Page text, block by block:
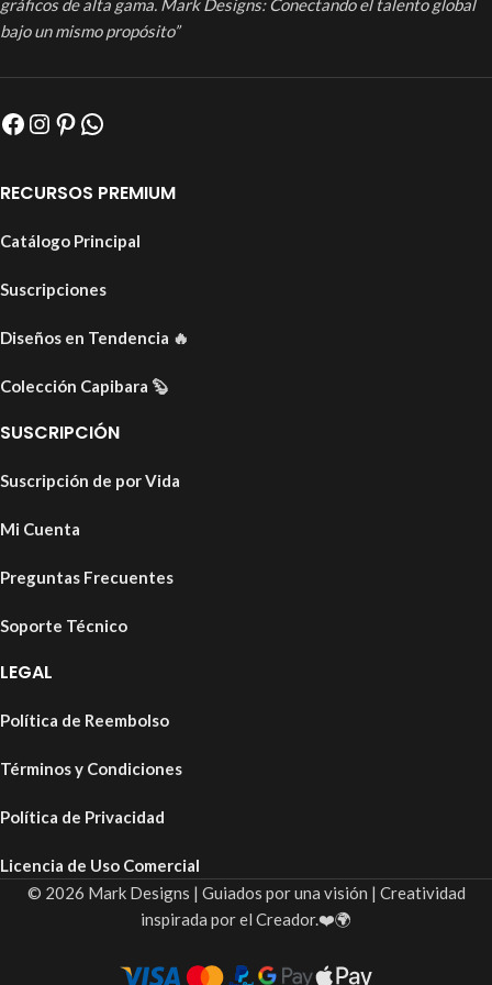
gráficos de alta gama. Mark Designs: Conectando el talento global
bajo un mismo propósito”
RECURSOS PREMIUM
Catálogo Principal
Suscripciones
Diseños en Tendencia 🔥
Colección Capibara 🦫
SUSCRIPCIÓN
Suscripción de por Vida
Mi Cuenta
Preguntas Frecuentes
Soporte Técnico
LEGAL
Política de Reembolso
Términos y Condiciones
Política de Privacidad
Licencia de Uso Comercial
© 2026 Mark Designs | Guiados por una visión | Creatividad
inspirada por el Creador.❤️🌍